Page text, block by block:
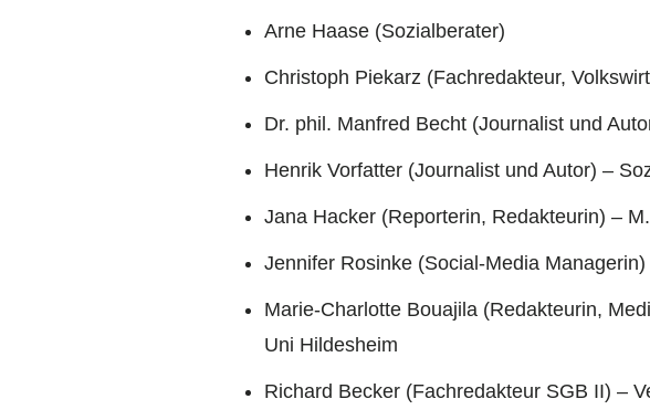
Arne Haase (Sozialberater)
Christoph Piekarz (Fachredakteur,
Dr. phil. Manfred Becht (Journalist und
Henrik Vorfatter (Journalist und Autor) –
Jana Hacker (Reporterin, Redakteurin) –
Jennifer Rosinke (Social-Media Managerin)
Marie-Charlotte Bouajila (Redakteurin,
Uni Hildesheim
Richard Becker (Fachredakteur SGB II) –